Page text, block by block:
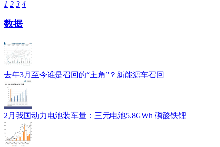
1 2 3 4
数据
去年3月至今谁是召回的“主角”？新能源车召回
2月我国动力电池装车量：三元电池5.8GWh 磷酸铁锂